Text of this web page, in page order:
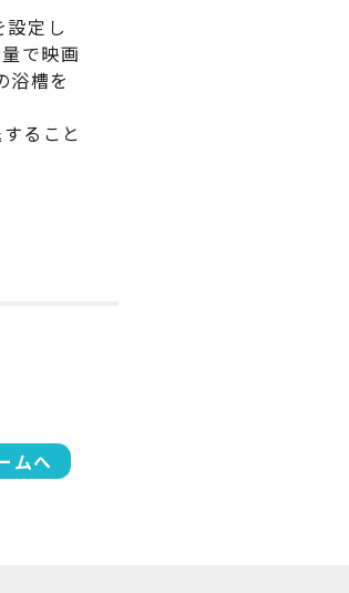
定し
で映画
浴槽を
ること
ムへ